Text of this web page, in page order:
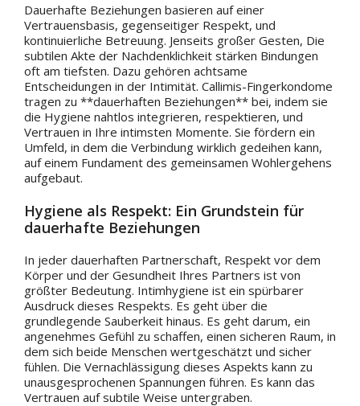
Dauerhafte Beziehungen basieren auf einer
Vertrauensbasis, gegenseitiger Respekt, und
kontinuierliche Betreuung. Jenseits großer Gesten, Die
subtilen Akte der Nachdenklichkeit stärken Bindungen
oft am tiefsten. Dazu gehören achtsame
Entscheidungen in der Intimität. Callimis-Fingerkondome
tragen zu **dauerhaften Beziehungen** bei, indem sie
die Hygiene nahtlos integrieren, respektieren, und
Vertrauen in Ihre intimsten Momente. Sie fördern ein
Umfeld, in dem die Verbindung wirklich gedeihen kann,
auf einem Fundament des gemeinsamen Wohlergehens
aufgebaut.
Hygiene als Respekt: Ein Grundstein für
dauerhafte Beziehungen
In jeder dauerhaften Partnerschaft, Respekt vor dem
Körper und der Gesundheit Ihres Partners ist von
größter Bedeutung. Intimhygiene ist ein spürbarer
Ausdruck dieses Respekts. Es geht über die
grundlegende Sauberkeit hinaus. Es geht darum, ein
angenehmes Gefühl zu schaffen, einen sicheren Raum, in
dem sich beide Menschen wertgeschätzt und sicher
fühlen. Die Vernachlässigung dieses Aspekts kann zu
unausgesprochenen Spannungen führen. Es kann das
Vertrauen auf subtile Weise untergraben.